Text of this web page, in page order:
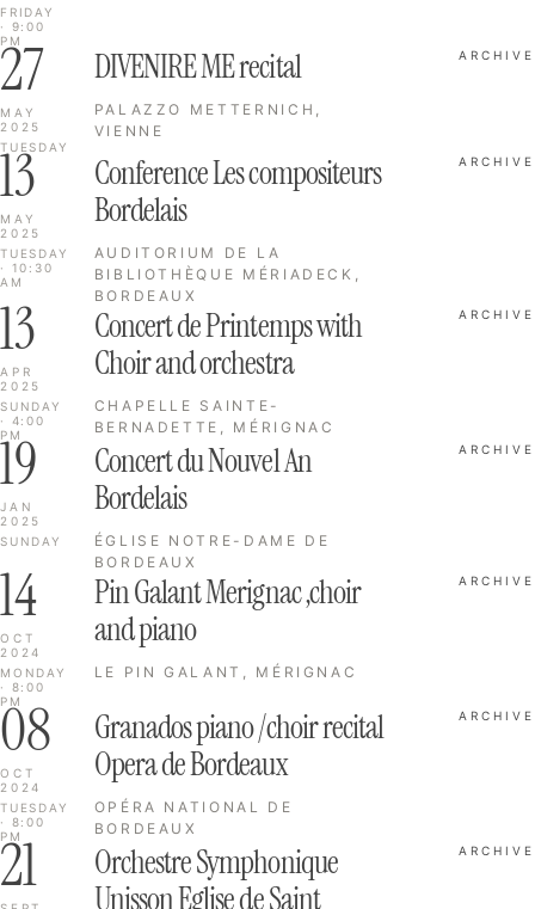
FRIDAY
· 9:00
PM
27
MAY
2025
TUESDAY
DIVENIRE ME recital
PALAZZO METTERNICH,
VIENNE
ARCHIVE
13
MAY
2025
TUESDAY
· 10:30
AM
Conference Les compositeurs
Bordelais
AUDITORIUM DE LA
BIBLIOTHÈQUE MÉRIADECK,
BORDEAUX
ARCHIVE
13
APR
2025
SUNDAY
· 4:00
PM
Concert de Printemps with
Choir and orchestra
CHAPELLE SAINTE-
BERNADETTE, MÉRIGNAC
ARCHIVE
19
JAN
2025
SUNDAY
Concert du Nouvel An
Bordelais
ÉGLISE NOTRE-DAME DE
BORDEAUX
ARCHIVE
14
OCT
2024
MONDAY
· 8:00
PM
Pin Galant Merignac ,choir
and piano
LE PIN GALANT, MÉRIGNAC
ARCHIVE
08
OCT
2024
TUESDAY
· 8:00
PM
Granados piano /choir recital
Opera de Bordeaux
OPÉRA NATIONAL DE
BORDEAUX
ARCHIVE
21
Orchestre Symphonique
Unisson Eglise de Saint
ARCHIVE